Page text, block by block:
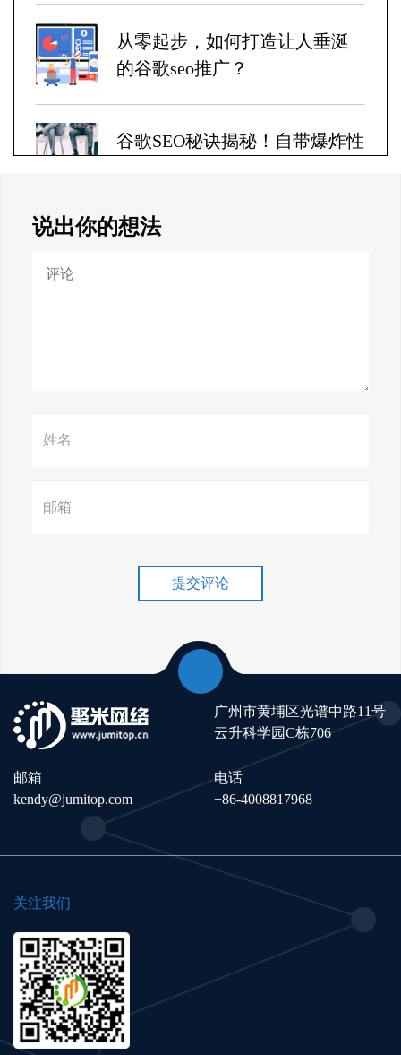
从零起步，如何打造让人垂涎
的谷歌seo推广？
谷歌SEO秘诀揭秘！自带爆炸性
Google SEO终极秘籍，一夜跻
巧介绍！
说出你的想法
提交评论
广州市黄埔区光谱中路11号
云升科学园C栋706
邮箱
kendy@jumitop.com
电话
+86-4008817968
关注我们